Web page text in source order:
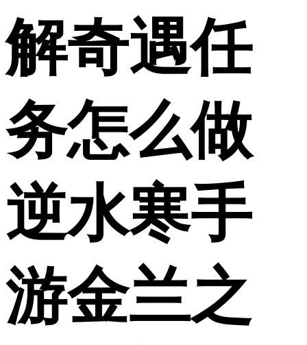
解奇遇任
务怎么做
逆水寒手
游金兰之